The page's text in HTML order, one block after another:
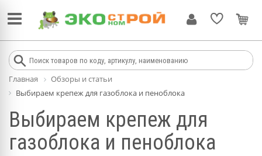
Главная
Обзоры и статьи
Выбираем крепеж для газоблока и пеноблока
Выбираем крепеж для
газоблока и пеноблока